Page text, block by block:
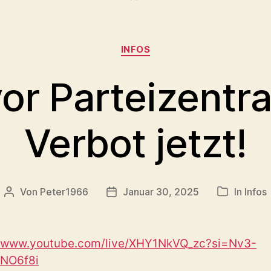
Kategorien
INFOS
Verbot jetzt!
Beitragsautor
Von Peter1966 Veröffentlichungsdatum
Januar 30, 2025 In Infos
live/XHY1NkVQ_zc?si=Nv3-